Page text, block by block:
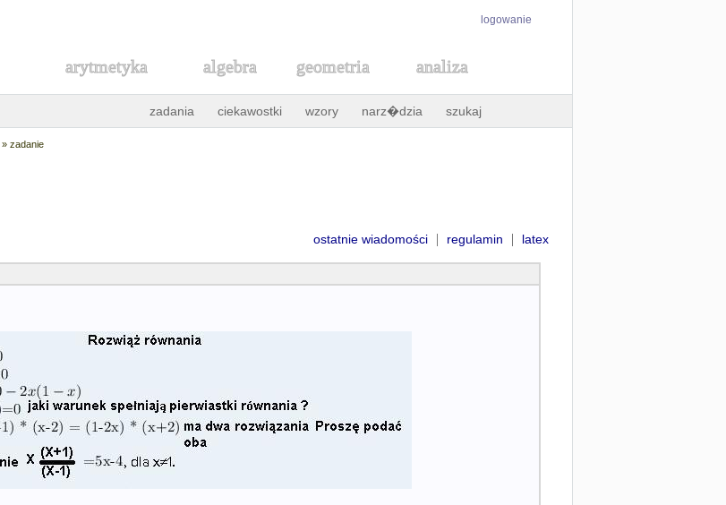
logowanie
arytmetyka algebra geometria analiza
zadania ciekawostki wzory narz�dzia szukaj
» zadanie
ostatnie wiadomości | regulamin | latex